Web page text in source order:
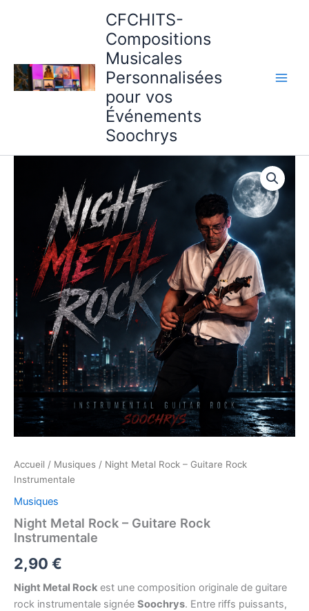
CFCHITS-
Compositions
Musicales
Personnalisées
pour vos
Événements
Soochrys
Accueil / Musiques / Night Metal Rock – Guitare Rock
Instrumentale
Musiques
Night Metal Rock – Guitare Rock
Instrumentale
2,90 €
Night Metal Rock est une composition originale de guitare
rock instrumentale signée Soochrys. Entre riffs puissants,